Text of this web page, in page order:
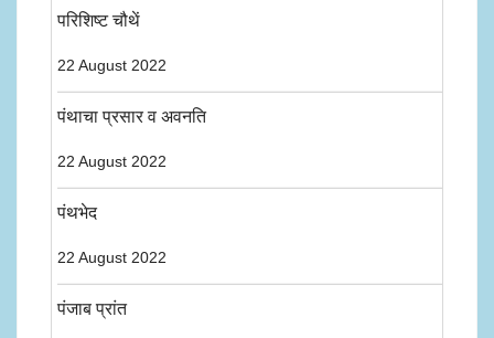
परिशिष्ट चौथें
22 August 2022
पंथाचा प्रसार व अवनति
22 August 2022
पंथभेद
22 August 2022
पंजाब प्रांत